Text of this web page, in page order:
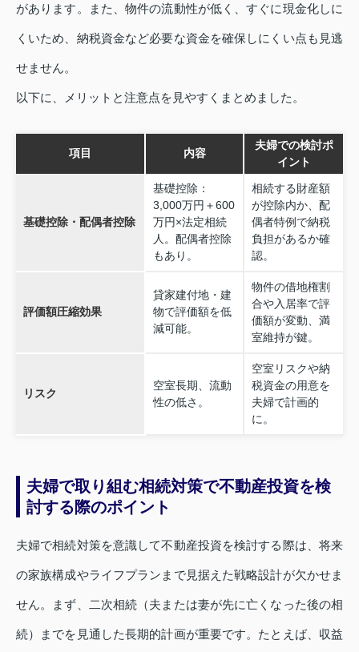
があります。また、物件の流動性が低く、すぐに現金化しに
くいため、納税資金など必要な資金を確保しにくい点も見逃
せません。
以下に、メリットと注意点を見やすくまとめました。
項目 内容
夫婦での検討ポ
イント
基礎控除・配偶者控除
基礎控除：
3,000万円＋600
万円×法定相続
人。配偶者控除
もあり。
相続する財産額
が控除内か、配
偶者特例で納税
負担があるか確
認。
評価額圧縮効果
貸家建付地・建
物で評価額を低
減可能。
物件の借地権割
合や入居率で評
価額が変動、満
室維持が鍵。
リスク
空室長期、流動
性の低さ。
空室リスクや納
税資金の用意を
夫婦で計画的
に。
夫婦で取り組む相続対策で不動産投資を検
討する際のポイント
夫婦で相続対策を意識して不動産投資を検討する際は、将来
の家族構成やライフプランまで見据えた戦略設計が欠かせま
せん。まず、二次相続（夫または妻が先に亡くなった後の相
続）までを見通した長期的計画が重要です。たとえば、収益